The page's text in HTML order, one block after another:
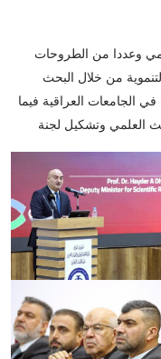
وعددا من الطروحات
من خلال البحث
في الجامعات العراقية فيما
العلمي وتشكيل لجنة